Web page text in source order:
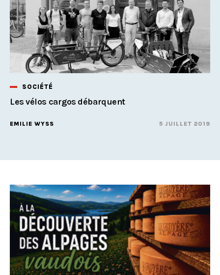
SOCIÉTÉ
Les vélos cargos débarquent
EMILIE WYSS 5 JUILLET 2019